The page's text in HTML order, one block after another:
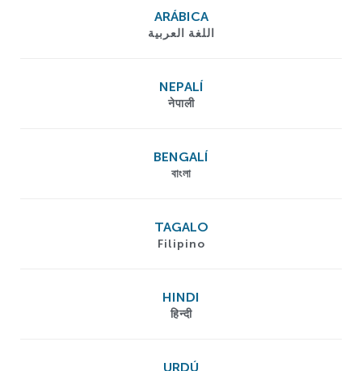
ARÁBICA
اللغة العربية
NEPALÍ
नेपाली
BENGALÍ
বাংলা
TAGALO
Filipino
HINDI
हिन्दी
URDÚ